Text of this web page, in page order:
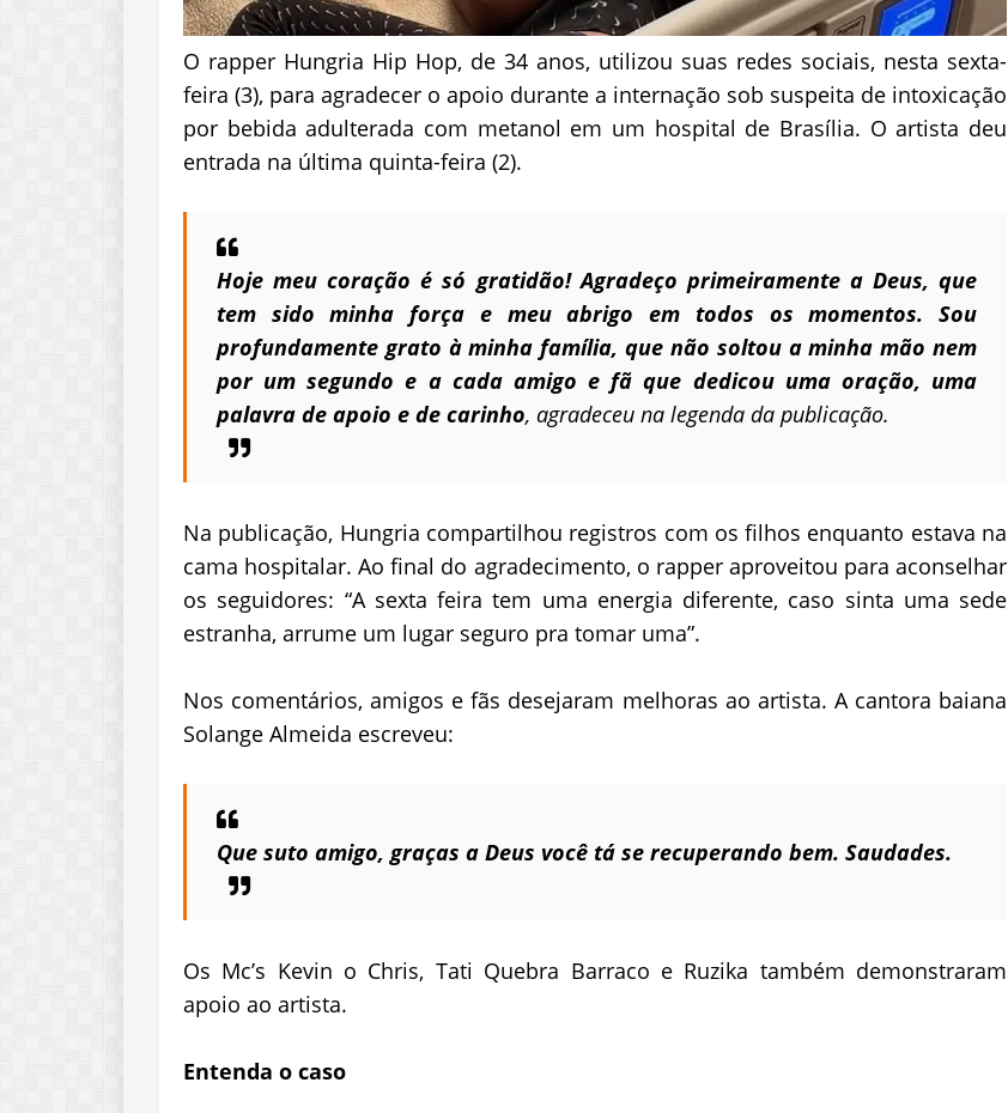
O rapper Hungria Hip Hop, de 34 anos, utilizou suas redes sociais, nesta sexta-
feira (3), para agradecer o apoio durante a internação sob suspeita de intoxicação
por bebida adulterada com metanol em um hospital de Brasília. O artista deu
entrada na última quinta-feira (2).
Hoje meu coração é só gratidão! Agradeço primeiramente a Deus, que
tem sido minha força e meu abrigo em todos os momentos. Sou
profundamente grato à minha família, que não soltou a minha mão nem
por um segundo e a cada amigo e fã que dedicou uma oração, uma
palavra de apoio e de carinho, agradeceu na legenda da publicação.
Na publicação, Hungria compartilhou registros com os filhos enquanto estava na
cama hospitalar. Ao final do agradecimento, o rapper aproveitou para aconselhar
os seguidores: “A sexta feira tem uma energia diferente, caso sinta uma sede
estranha, arrume um lugar seguro pra tomar uma”.
Nos comentários, amigos e fãs desejaram melhoras ao artista. A cantora baiana
Solange Almeida escreveu:
Que suto amigo, graças a Deus você tá se recuperando bem. Saudades.
Os Mc’s Kevin o Chris, Tati Quebra Barraco e Ruzika também demonstraram
apoio ao artista.
Entenda o caso